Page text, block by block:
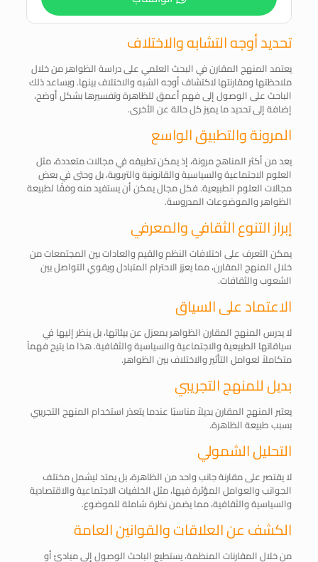
تحديد أوجه التشابه والاختلاف
يعتمد المنهج المقارن في البحث العلمي على دراسة الظواهر من خلال
ملاحظتها ومقارنتها لاكتشاف أوجه الشبه والاختلاف بينها. ويساعد ذلك
الباحث على الوصول إلى فهم أعمق للظاهرة وتفسيرها بشكل أوضح،
إضافة إلى تحديد ما يميز كل حالة عن الأخرى.
المرونة والتطبيق الواسع
يعد من أكثر المناهج مرونة، إذ يمكن تطبيقه في مجالات متعددة، مثل
العلوم الاجتماعية والسياسية والقانونية والتربوية، بل وحتى في بعض
مجالات العلوم الطبيعية. فكل مجال يمكن أن يستفيد منه وفقًا لطبيعة
الظواهر والموضوعات المدروسة.
إبراز التنوع الثقافي والمعرفي
يمكن التعرف على اختلافات النظم والقيم والعادات بين المجتمعات من
خلال المنهج المقارن، مما يعزز الاحترام المتبادل ويقوي التواصل بين
الشعوب والثقافات.
الاعتماد على السياق
لا يدرس المنهج المقارن الظواهر بمعزل عن بيئاتها، بل ينظر إليها في
سياقاتها الطبيعية والاجتماعية والسياسية والثقافية. هذا ما يتيح فهماً
متكاملاً لعوامل التأثير والاختلاف بين الظواهر.
بديل للمنهج التجريبي
يعتبر المنهج المقارن بديلاً مناسبًا عندما يتعذر استخدام المنهج التجريبي
بسبب طبيعة الظاهرة.
التحليل الشمولي
لا يقتصر على مقارنة جانب واحد من الظاهرة، بل يمتد ليشمل مختلف
الجوانب والعوامل المؤثرة فيها، مثل الخلفيات الاجتماعية والاقتصادية
والسياسية والثقافية، مما يضمن نظرة شاملة للموضوع.
الكشف عن العلاقات والقوانين العامة
من خلال المقارنات المنظمة، يستطيع الباحث الوصول إلى مبادئ أو